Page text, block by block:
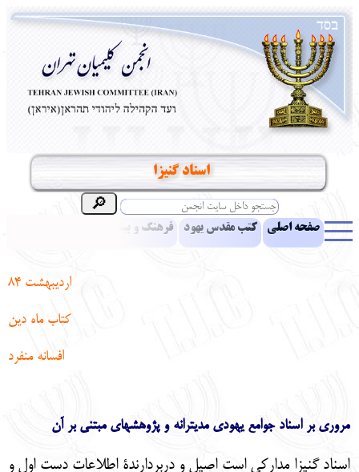
اسناد گنيزا
صفحه اصلی کتب مقدس یهود فرهنگ و بینش یهود
ارديبهشت 84
كتاب ماه دين
افسانه منفرد
مروري بر اسناد جوامع يهودي مديترانه و پژوهش‏هاي مبتني بر آن
اسناد گنيزا مداركي است اصيل و دربردارندة اطلاعات دست اول و